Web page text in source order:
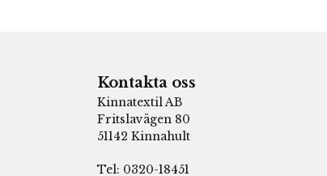
Kontakta oss
Kinnatextil AB
Fritslavägen 80
51142 Kinnahult
Tel: 0320-18451